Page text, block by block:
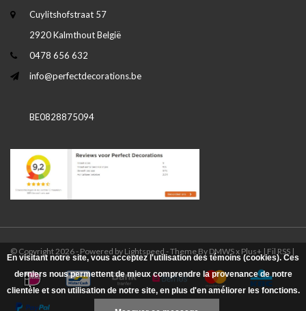
Cuylitshofstraat 57
2920 Kalmthout België
0478 656 632
info@perfectdecorations.be
BE0828875094
© Copyright 2026 - Powered by Lightspeed - Theme By DMWSx Plus+ | Fil RSS |
En visitant notre site, vous acceptez l'utilisation des témoins (cookies). Ces
derniers nous permettent de mieux comprendre la provenance de notre
clientèle et son utilisation de notre site, en plus d'en améliorer les fonctions.